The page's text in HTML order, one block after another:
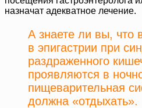
назначат адекватное лечение.
А знаете ли вы, что
в эпигастрии при
раздраженного
проявляются в
пищеварительная
должна «отдыхать».